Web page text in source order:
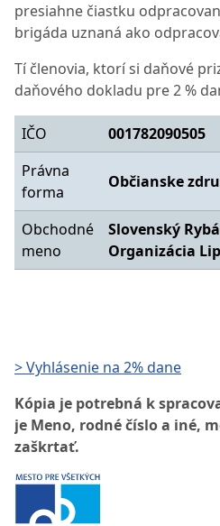
presiahne čiastku
brigáda uznaná ako
Tí členovia, ktorí si daňové
daňového dokladu pre 2 %
IČO
001782090505
Právna
forma
Občianske
Obchodné
meno
Slovenský
Organizácia
> Vyhlásenie na 2% dane
Kópia je potrebná k
je Meno, rodné číslo a iné,
zaškrtať.